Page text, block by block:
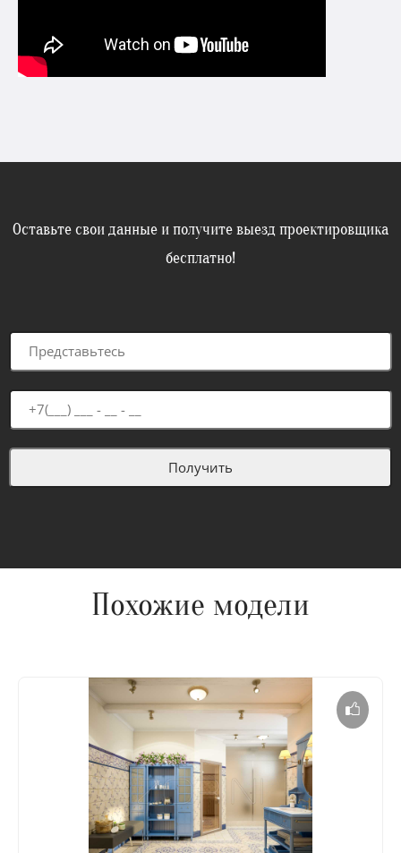
Оставьте свои данные и получите выезд проектировщика
бесплатно!
Похожие модели